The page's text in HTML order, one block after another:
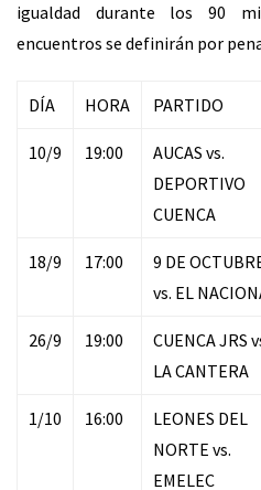
igualdad durante los 90
encuentros se definirán por
DÍA HORA PARTIDO
10/9 19:00
AUCAS vs.
DEPORTIVO
CUENCA
18/9 17:00
9 DE
vs. EL
26/9 19:00
CUENCA JRS
LA CANTERA
1/10 16:00
LEONES DEL
NORTE vs.
EMELEC